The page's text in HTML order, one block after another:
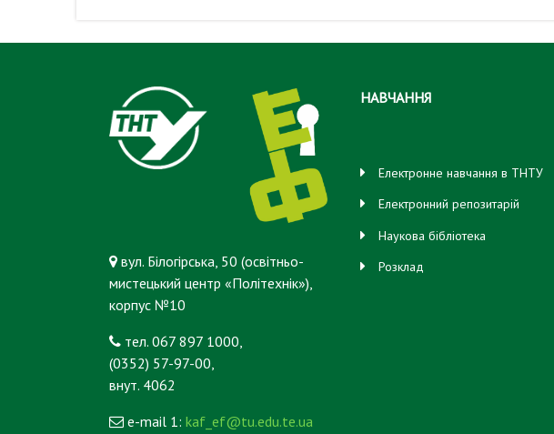
вул. Білогірська, 50 (освітньо-
мистецький центр «Політехнік»),
корпус №10
тел. 067 897 1000,
(0352) 57-97-00,
внут. 4062
e-mail 1: kaf_ef@tu.edu.te.ua
НАВЧАННЯ
Електронне навчання в ТНТУ
Електронний репозитарій
Наукова бібліотека
Розклад